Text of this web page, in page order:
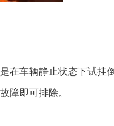
在车辆静止状态下试挂
障即可排除。